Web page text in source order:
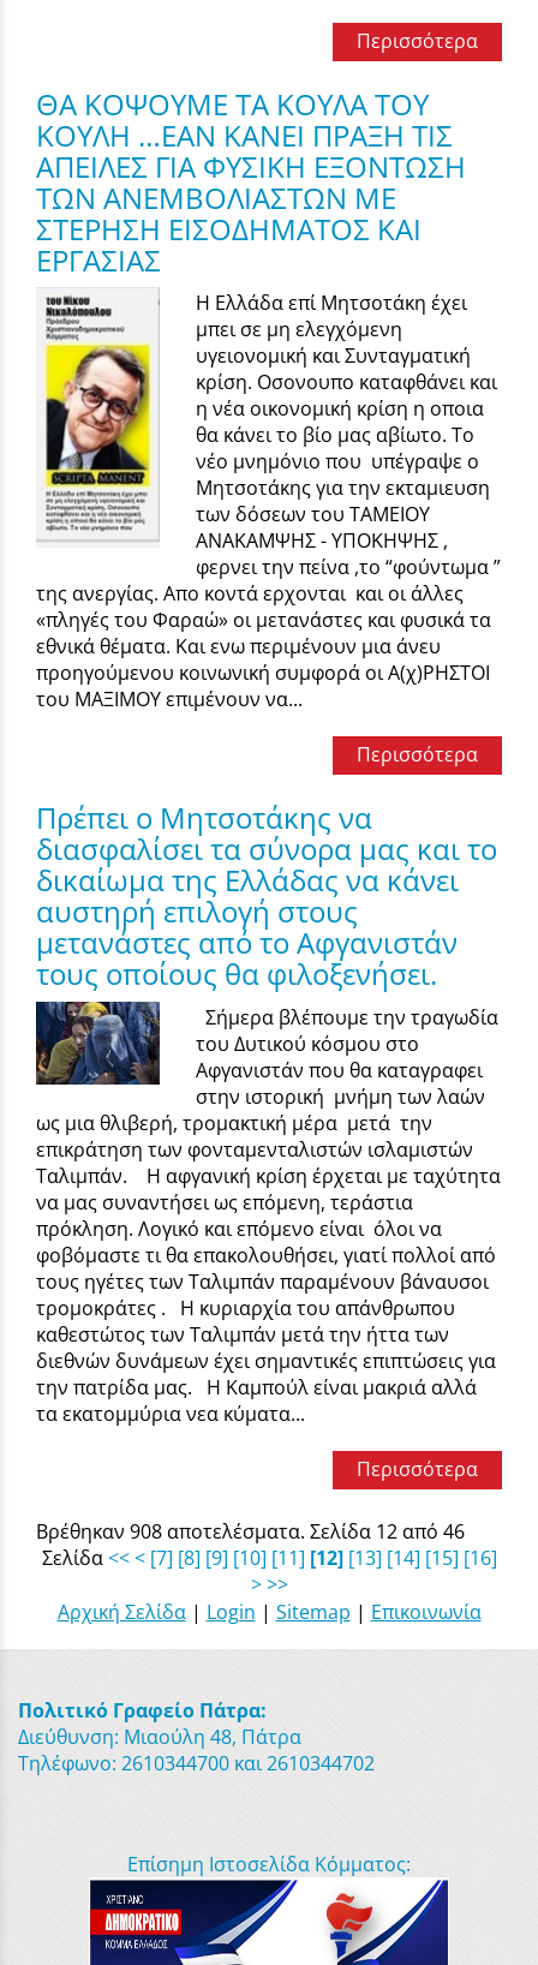
Περισσότερα
ΘΑ ΚΟΨΟΥΜΕ ΤΑ ΚΟΥΛΑ ΤΟΥ
ΚΟΥΛΗ …ΕΑΝ ΚΑΝΕΙ ΠΡΑΞΗ ΤΙΣ
ΑΠΕΙΛΕΣ ΓΙΑ ΦΥΣΙΚΗ ΕΞΟΝΤΩΣΗ
ΤΩΝ ΑΝΕΜΒΟΛΙΑΣΤΩΝ ΜΕ
ΣΤΕΡΗΣΗ ΕΙΣΟΔΗΜΑΤΟΣ ΚΑΙ
ΕΡΓΑΣΙΑΣ
Η Ελλάδα επί Μητσοτάκη έχει
μπει σε μη ελεγχόμενη
υγειονομική και Συνταγματική
κρίση. Οσονουπο καταφθάνει και
η νέα οικονομική κρίση η οποια
θα κάνει το βίο μας αβίωτο. Το
νέο μνημόνιο που υπέγραψε ο
Μητσοτάκης για την εκταμιευση
των δόσεων του ΤΑΜΕΙΟΥ
ΑΝΑΚΑΜΨΗΣ - ΥΠΟΚΗΨΗΣ ,
φερνει την πείνα ,το “φούντωμα ”
της ανεργίας. Απο κοντά ερχονται και οι άλλες
«πληγές του Φαραώ» οι μετανάστες και φυσικά τα
εθνικά θέματα. Και ενω περιμένουν μια άνευ
προηγούμενου κοινωνική συμφορά οι Α(χ)ΡΗΣΤΟΙ
του ΜΑΞΙΜΟΥ επιμένουν να...
Περισσότερα
Πρέπει ο Μητσοτάκης να
διασφαλίσει τα σύνορα μας και το
δικαίωμα της Ελλάδας να κάνει
αυστηρή επιλογή στους
μετανάστες από το Αφγανιστάν
τους οποίους θα φιλοξενήσει.
Σήμερα βλέπουμε την τραγωδία
του Δυτικού κόσμου στο
Αφγανιστάν που θα καταγραφει
στην ιστορική μνήμη των λαών
ως μια θλιβερή, τρομακτική μέρα μετά την
επικράτηση των φονταμενταλιστών ισλαμιστών
Ταλιμπάν. Η αφγανική κρίση έρχεται με ταχύτητα
να μας συναντήσει ως επόμενη, τεράστια
πρόκληση. Λογικό και επόμενο είναι όλοι να
φοβόμαστε τι θα επακολουθήσει, γιατί πολλοί από
τους ηγέτες των Ταλιμπάν παραμένουν βάναυσοι
τρομοκράτες . Η κυριαρχία του απάνθρωπου
καθεστώτος των Ταλιμπάν μετά την ήττα των
διεθνών δυνάμεων έχει σημαντικές επιπτώσεις για
την πατρίδα μας. Η Καμπούλ είναι μακριά αλλά
τα εκατομμύρια νεα κύματα...
Περισσότερα
Βρέθηκαν 908 αποτελέσματα. Σελίδα 12 από 46
Σελίδα << < [7] [8] [9] [10] [11] [12] [13] [14] [15] [16]
> >>
Αρχική Σελίδα| Login | Sitemap | Επικοινωνία
Πολιτικό Γραφείο Πάτρα:
Διεύθυνση: Μιαούλη 48, Πάτρα
Τηλέφωνο: 2610344700 και 2610344702
Επίσημη Ιστοσελίδα Κόμματος: